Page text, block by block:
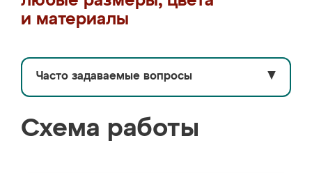
и материалы
Часто задаваемые вопросы ▼
Схема работы